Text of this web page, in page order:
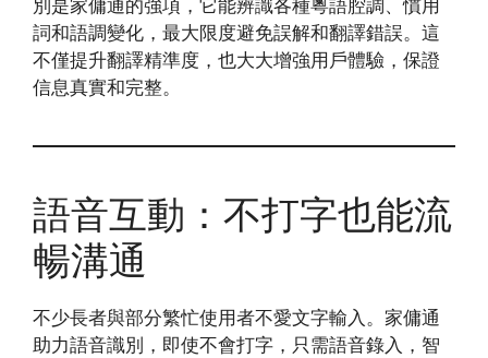
別是家傭通的強項，它能辨識各種粵語腔調、慣用
詞和語調變化，最大限度避免誤解和翻譯錯誤。這
不僅提升翻譯精準度，也大大增強用戶體驗，保證
信息真實和完整。
語音互動：不打字也能流
暢溝通
不少長者與部分繁忙使用者不愛文字輸入。家傭通
助力語音識別，即使不會打字，只需語音錄入，智